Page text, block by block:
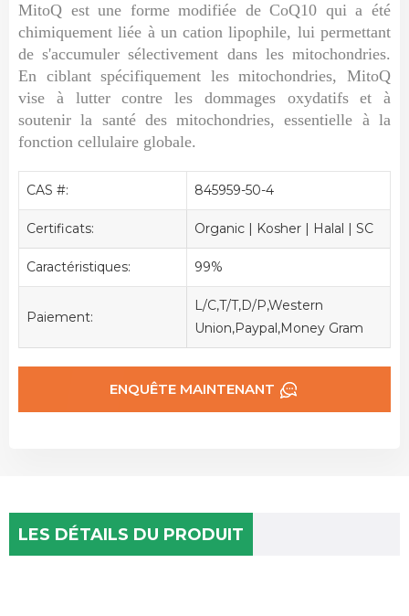
MitoQ est une forme modifiée de CoQ10 qui a été
chimiquement liée à un cation lipophile, lui permettant
de s'accumuler sélectivement dans les mitochondries.
En ciblant spécifiquement les mitochondries, MitoQ
vise à lutter contre les dommages oxydatifs et à
soutenir la santé des mitochondries, essentielle à la
fonction cellulaire globale.
CAS #: 845959-50-4
Certificats: Organic | Kosher | Halal | SC
Caractéristiques: 99%
Paiement:
L/C,T/T,D/P,Western
Union,Paypal,Money Gram
ENQUÊTE MAINTENANT
LES DÉTAILS DU PRODUIT